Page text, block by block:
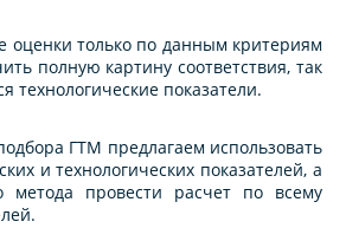
оценки только по данным критериям
полную картину соответствия, так
технологические показатели.
ГТМ предлагаем использовать
и технологических показателей, а
метода провести расчет по всему